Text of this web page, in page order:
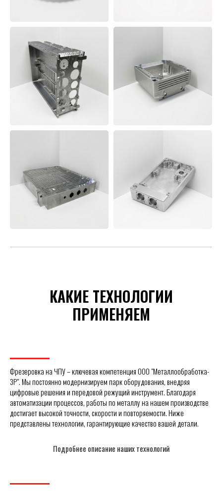
КАКИЕ ТЕХНОЛОГИИ
ПРИМЕНЯЕМ
Фрезеровка на ЧПУ – ключевая компетенция ООО "Металлообработка-
ЗР". Мы постоянно модернизируем парк оборудования, внедряя
цифровые решения и передовой режущий инструмент. Благодаря
автоматизации процессов, работы по металлу на нашем производстве
достигает высокой точности, скорости и повторяемости. Ниже
представлены технологии, гарантирующие качество вашей детали.
Подробнее описание наших технологий